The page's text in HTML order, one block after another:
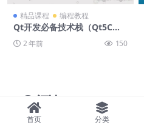
精品课程 编程教程
Qt开发必备技术栈（Qt5C语
t实战）
2 年前 150
评论(0)
首页 分类